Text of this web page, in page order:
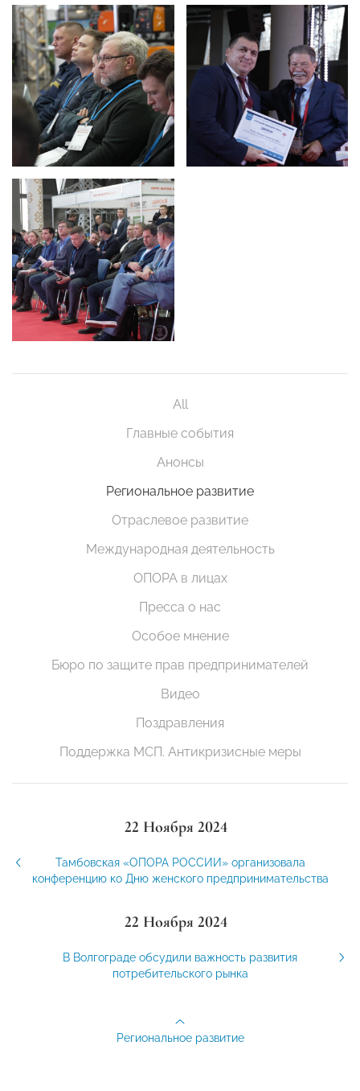
All
Главные события
Анонсы
Региональное развитие
Отраслевое развитие
Международная деятельность
ОПОРА в лицах
Пресса о нас
Особое мнение
Бюро по защите прав предпринимателей
Видео
Поздравления
Поддержка МСП. Антикризисные меры
22 Ноября 2024
Тамбовская «ОПОРА РОССИИ» организовала
конференцию ко Дню женского предпринимательства
22 Ноября 2024
В Волгограде обсудили важность развития
потребительского рынка
Региональное развитие